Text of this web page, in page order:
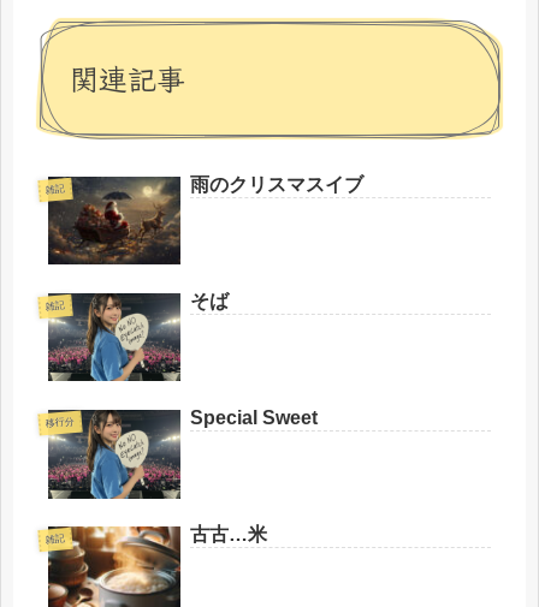
関連記事
雑記 雨のクリスマスイブ
雑記 そば
移行分 Special Sweet
雑記 古古…米